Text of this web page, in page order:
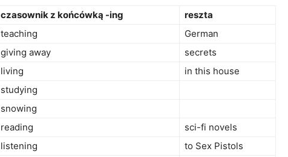
czasownik z końcówką -ing
reszta
teaching
German
giving away
secrets
living
in this house
studying
snowing
reading
sci-fi novels
listening
to Sex Pistols